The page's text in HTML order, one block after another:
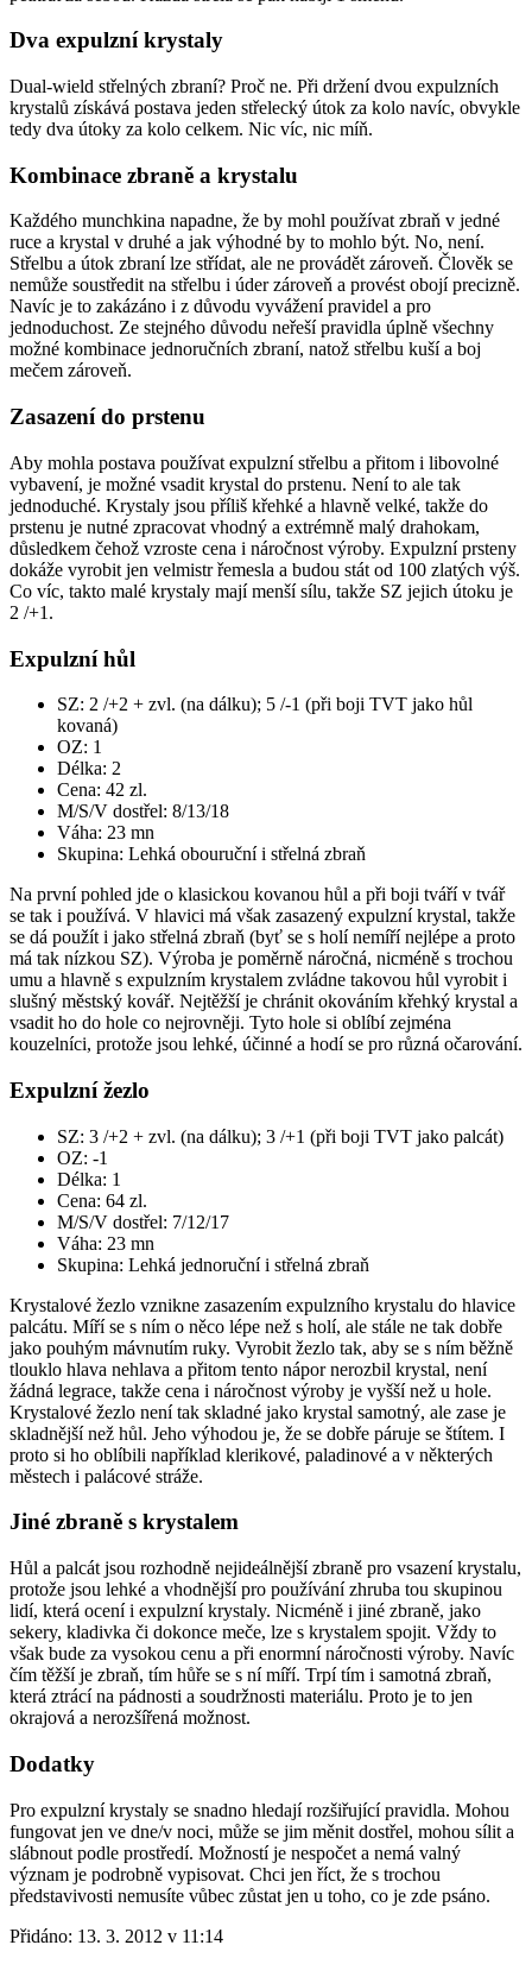
Dva expulzní krystaly
Dual-wield střelných zbraní? Proč ne. Při držení dvou expulzních
krystalů získává postava jeden střelecký útok za kolo navíc, obvykle
tedy dva útoky za kolo celkem. Nic víc, nic míň.
Kombinace zbraně a krystalu
Každého munchkina napadne, že by mohl používat zbraň v jedné
ruce a krystal v druhé a jak výhodné by to mohlo být. No, není.
Střelbu a útok zbraní lze střídat, ale ne provádět zároveň. Člověk se
nemůže soustředit na střelbu i úder zároveň a provést obojí precizně.
Navíc je to zakázáno i z důvodu vyvážení pravidel a pro
jednoduchost. Ze stejného důvodu neřeší pravidla úplně všechny
možné kombinace jednoručních zbraní, natož střelbu kuší a boj
mečem zároveň.
Zasazení do prstenu
Aby mohla postava používat expulzní střelbu a přitom i libovolné
vybavení, je možné vsadit krystal do prstenu. Není to ale tak
jednoduché. Krystaly jsou příliš křehké a hlavně velké, takže do
prstenu je nutné zpracovat vhodný a extrémně malý drahokam,
důsledkem čehož vzroste cena i náročnost výroby. Expulzní prsteny
dokáže vyrobit jen velmistr řemesla a budou stát od 100 zlatých výš.
Co víc, takto malé krystaly mají menší sílu, takže SZ jejich útoku je
2 /+1.
Expulzní hůl
SZ: 2 /+2 + zvl. (na dálku); 5 /-1 (při boji TVT jako hůl
kovaná)
OZ: 1
Délka: 2
Cena: 42 zl.
M/S/V dostřel: 8/13/18
Váha: 23 mn
Skupina: Lehká obouruční i střelná zbraň
Na první pohled jde o klasickou kovanou hůl a při boji tváří v tvář
se tak i používá. V hlavici má však zasazený expulzní krystal, takže
se dá použít i jako střelná zbraň (byť se s holí nemíří nejlépe a proto
má tak nízkou SZ). Výroba je poměrně náročná, nicméně s trochou
umu a hlavně s expulzním krystalem zvládne takovou hůl vyrobit i
slušný městský kovář. Nejtěžší je chránit okováním křehký krystal a
vsadit ho do hole co nejrovněji. Tyto hole si oblíbí zejména
kouzelníci, protože jsou lehké, účinné a hodí se pro různá očarování.
Expulzní žezlo
SZ: 3 /+2 + zvl. (na dálku); 3 /+1 (při boji TVT jako palcát)
OZ: -1
Délka: 1
Cena: 64 zl.
M/S/V dostřel: 7/12/17
Váha: 23 mn
Skupina: Lehká jednoruční i střelná zbraň
Krystalové žezlo vznikne zasazením expulzního krystalu do hlavice
palcátu. Míří se s ním o něco lépe než s holí, ale stále ne tak dobře
jako pouhým mávnutím ruky. Vyrobit žezlo tak, aby se s ním běžně
tlouklo hlava nehlava a přitom tento nápor nerozbil krystal, není
žádná legrace, takže cena i náročnost výroby je vyšší než u hole.
Krystalové žezlo není tak skladné jako krystal samotný, ale zase je
skladnější než hůl. Jeho výhodou je, že se dobře páruje se štítem. I
proto si ho oblíbili například klerikové, paladinové a v některých
městech i palácové stráže.
Jiné zbraně s krystalem
Hůl a palcát jsou rozhodně nejideálnější zbraně pro vsazení krystalu,
protože jsou lehké a vhodnější pro používání zhruba tou skupinou
lidí, která ocení i expulzní krystaly. Nicméně i jiné zbraně, jako
sekery, kladivka či dokonce meče, lze s krystalem spojit. Vždy to
však bude za vysokou cenu a při enormní náročnosti výroby. Navíc
čím těžší je zbraň, tím hůře se s ní míří. Trpí tím i samotná zbraň,
která ztrácí na pádnosti a soudržnosti materiálu. Proto je to jen
okrajová a nerozšířená možnost.
Dodatky
Pro expulzní krystaly se snadno hledají rozšiřující pravidla. Mohou
fungovat jen ve dne/v noci, může se jim měnit dostřel, mohou sílit a
slábnout podle prostředí. Možností je nespočet a nemá valný
význam je podrobně vypisovat. Chci jen říct, že s trochou
představivosti nemusíte vůbec zůstat jen u toho, co je zde psáno.
Přidáno: 13. 3. 2012 v 11:14